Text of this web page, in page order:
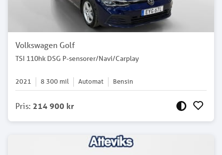
Volkswagen Golf
TSI 110hk DSG P-sensorer/Navi/Carplay
2021 8 300 mil Automat Bensin
Pris: 214 900 kr